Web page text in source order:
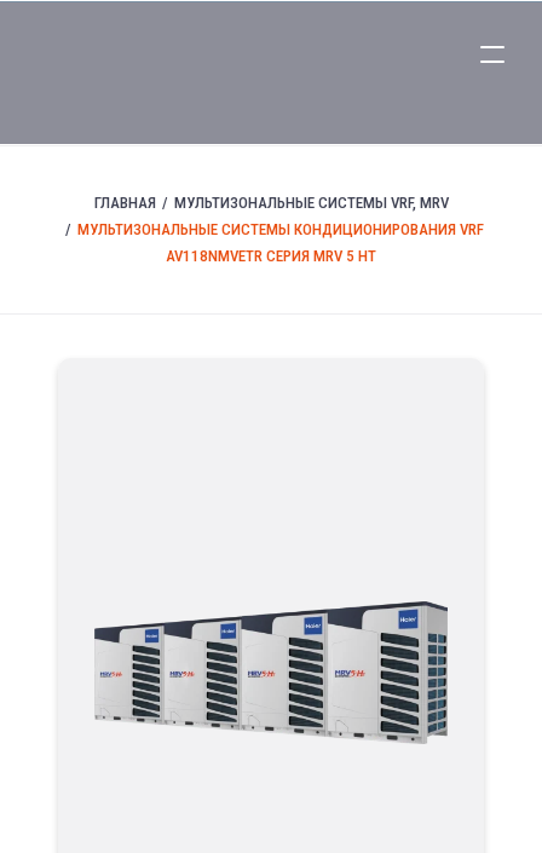
ГЛАВНАЯ
МУЛЬТИЗОНАЛЬНЫЕ СИСТЕМЫ VRF, MRV
МУЛЬТИЗОНАЛЬНЫЕ СИСТЕМЫ КОНДИЦИОНИРОВАНИЯ VRF
AV118NMVETR СЕРИЯ MRV 5 HT